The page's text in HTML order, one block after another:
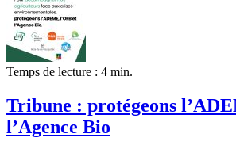
Temps de lecture : 4 min.
Tribune : protégeons
l’Agence Bio